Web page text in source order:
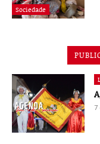
Sociedade
7